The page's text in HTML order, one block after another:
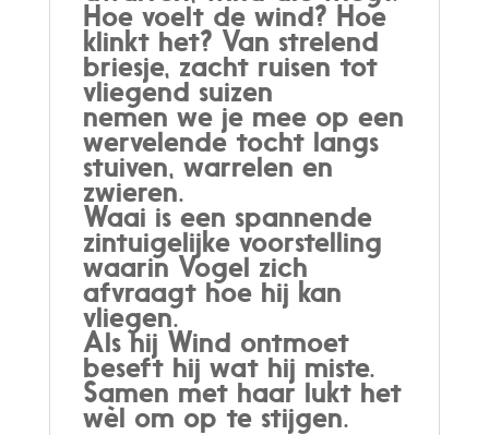
Hoe voelt de wind? Hoe
klinkt het? Van strelend
briesje, zacht ruisen tot
vliegend suizen
nemen we je mee op een
wervelende tocht langs
stuiven, warrelen en
zwieren.
Waai is een spannende
zintuigelijke voorstelling
waarin Vogel zich
afvraagt hoe hij kan
vliegen.
Als hij Wind ontmoet
beseft hij wat hij miste.
Samen met haar lukt het
wèl om op te stijgen.